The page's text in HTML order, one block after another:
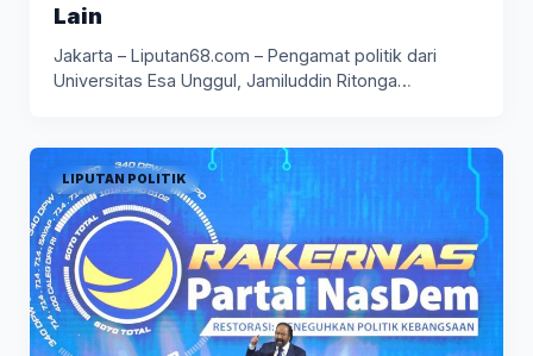
Lain
Jakarta – Liputan68.com – Pengamat politik dari
Universitas Esa Unggul, Jamiluddin Ritonga…
LIPUTAN POLITIK